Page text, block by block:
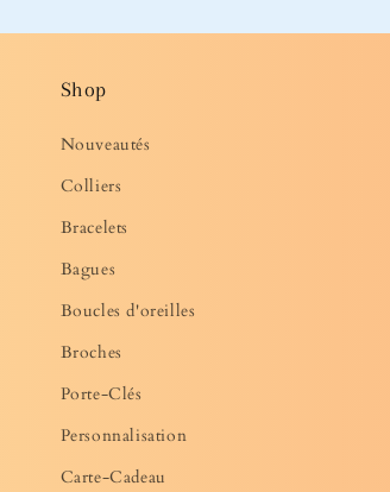
Shop
Nouveautés
Colliers
Bracelets
Bagues
Boucles d'oreilles
Broches
Porte-Clés
Personnalisation
Carte-Cadeau